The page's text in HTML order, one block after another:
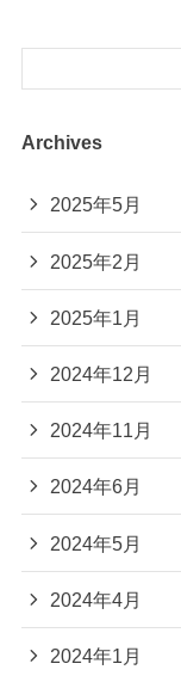
Archives
2025年5月
2025年2月
2025年1月
2024年12月
2024年11月
2024年6月
2024年5月
2024年4月
2024年1月